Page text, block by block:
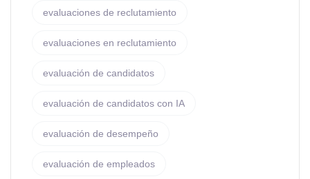
evaluaciones de reclutamiento
evaluaciones en reclutamiento
evaluación de candidatos
evaluación de candidatos con IA
evaluación de desempeño
evaluación de empleados